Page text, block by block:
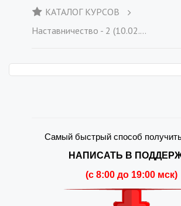
КАТАЛОГ КУРСОВ
Наставничество - 2 (10.02.23)
Самый быстрый способ
НАПИСАТЬ В
(c 8:00 до 19:00 мск)